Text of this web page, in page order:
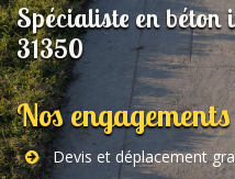
Spécialiste en
31350
Nos engagements
Devis et déplacement